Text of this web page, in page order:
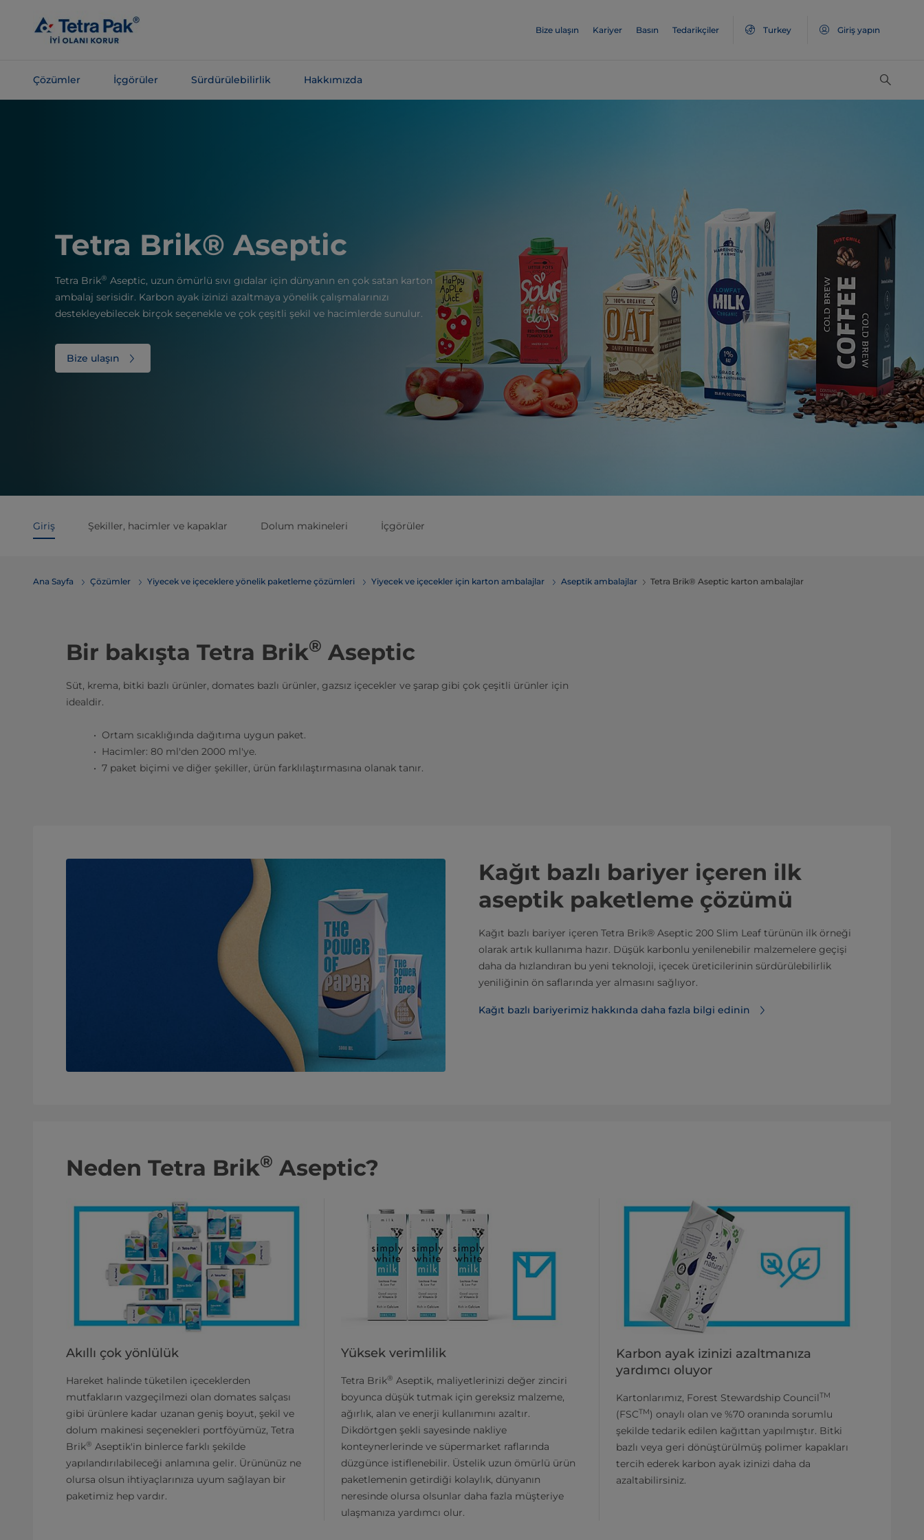
içeriğe
Bize ulaşın Kariyer Basın Tedarikçiler Turkey Giriş yapın
Çözümler İçgörüler Sürdürülebilirlik Hakkımızda
Tetra Brik® Aseptic
Tetra Brik® Aseptic, uzun ömürlü sıvı gıdalar için dünyanın en çok satan karton
ambalaj serisidir. Karbon ayak izinizi azaltmaya yönelik çalışmalarınızı
destekleyebilecek birçok seçenekle ve çok çeşitli şekil ve hacimlerde sunulur.
Bize ulaşın
Giriş Şekiller, hacimler ve kapaklar Dolum makineleri İçgörüler
Ana Sayfa Çözümler Yiyecek ve içeceklere yönelik paketleme çözümleri Yiyecek ve içecekler için karton ambalajlar Aseptik ambalajlar Tetra Brik® Aseptic karton ambalajlar
Bir bakışta Tetra Brik® Aseptic
Süt, krema, bitki bazlı ürünler, domates bazlı ürünler, gazsız içecekler ve şarap gibi çok çeşitli ürünler için
idealdir.
Ortam sıcaklığında dağıtıma uygun paket.
Hacimler: 80 ml'den 2000 ml'ye.
7 paket biçimi ve diğer şekiller, ürün farklılaştırmasına olanak tanır.
Kağıt bazlı bariyer içeren ilk
aseptik paketleme çözümü
Kağıt bazlı bariyer içeren Tetra Brik® Aseptic 200 Slim Leaf türünün ilk örneği
olarak artık kullanıma hazır. Düşük karbonlu yenilenebilir malzemelere geçişi
daha da hızlandıran bu yeni teknoloji, içecek üreticilerinin sürdürülebilirlik
yeniliğinin ön saflarında yer almasını sağlıyor.
Kağıt bazlı bariyerimiz hakkında daha fazla bilgi edinin
Neden Tetra Brik® Aseptic?
Akıllı çok yönlülük
Hareket halinde tüketilen içeceklerden
mutfakların vazgeçilmezi olan domates salçası
gibi ürünlere kadar uzanan geniş boyut, şekil ve
dolum makinesi seçenekleri portföyümüz, Tetra
Brik® Aseptik'in binlerce farklı şekilde
yapılandırılabileceği anlamına gelir. Ürününüz ne
olursa olsun ihtiyaçlarınıza uyum sağlayan bir
paketimiz hep vardır.
Yüksek verimlilik
Tetra Brik® Aseptik, maliyetlerinizi değer zinciri
boyunca düşük tutmak için gereksiz malzeme,
ağırlık, alan ve enerji kullanımını azaltır.
Dikdörtgen şekli sayesinde nakliye
konteynerlerinde ve süpermarket raflarında
düzgünce istiflenebilir. Üstelik uzun ömürlü ürün
paketlemenin getirdiği kolaylık, dünyanın
neresinde olursa olsunlar daha fazla müşteriye
ulaşmanıza yardımcı olur.
Karbon ayak izinizi azaltmanıza
yardımcı oluyor
Kartonlarımız, Forest Stewardship CouncilTM
(FSCTM) onaylı olan ve %70 oranında sorumlu
şekilde tedarik edilen kağıttan yapılmıştır. Bitki
bazlı veya geri dönüştürülmüş polimer kapakları
tercih ederek karbon ayak izinizi daha da
azaltabilirsiniz.